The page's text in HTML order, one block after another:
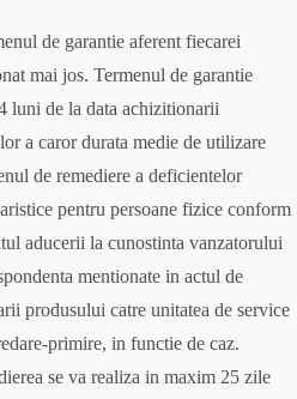
de garantie aferent fiecarei
mai jos. Termenul de garantie
luni de la data achizitionarii
a caror durata medie de utilizare
de remediere a deficientelor
pentru persoane fizice conform
aducerii la cunostinta vanzatorului
mentionate in actul de
produsului catre unitatea de service
primire, in functie de caz.
se va realiza in maxim 25 zile